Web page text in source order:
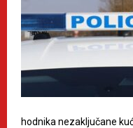
hodnika nezaključane